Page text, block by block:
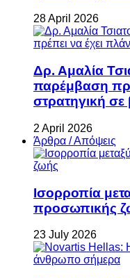
28 April 2026
Δρ. Αμαλία
παρέμβαση
στρατηγική
2 April 2026
Άρθρα / Απόψεις
Ισορροπία
προσωπικής
23 July 2026